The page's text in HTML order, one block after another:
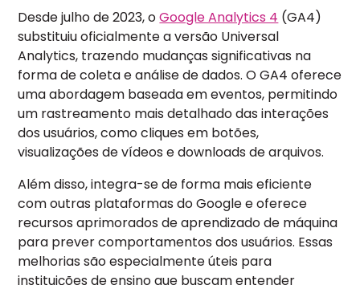
Desde julho de 2023, oGoogle Analytics 4 (GA4)
substituiu oficialmente a versão Universal
Analytics, trazendo mudanças significativas na
forma de coleta e análise de dados. O GA4 oferece
uma abordagem baseada em eventos, permitindo
um rastreamento mais detalhado das interações
dos usuários, como cliques em botões,
visualizações de vídeos e downloads de arquivos.
Além disso, integra-se de forma mais eficiente
com outras plataformas do Google e oferece
recursos aprimorados de aprendizado de máquina
para prever comportamentos dos usuários. Essas
melhorias são especialmente úteis para
instituições de ensino que buscam entender